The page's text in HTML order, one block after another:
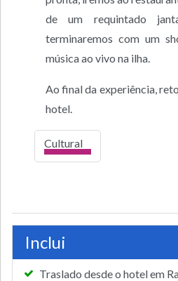
de um requintado
terminaremos com um
música ao vivo na ilha.
Ao final da experiência,
hotel.
Cultural
alto
Inclui
Traslado desde o hotel em